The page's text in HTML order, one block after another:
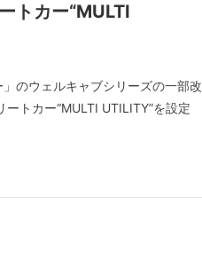
トカー“MULTI
のウェルキャブシリーズの一部改
トカー“MULTI UTILITY”を設定